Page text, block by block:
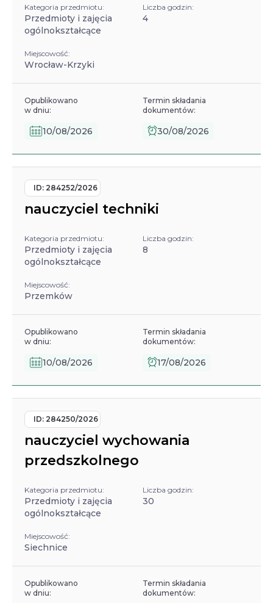
Kategoria przedmiotu:
Przedmioty i zajęcia
ogólnokształcące
Liczba godzin:
4
Miejscowość:
Wrocław-Krzyki
Opublikowano
w dniu:
10/08/2026
Termin składania
dokumentów:
30/08/2026
ID: 284252/2026
nauczyciel techniki
Kategoria przedmiotu:
Przedmioty i zajęcia
ogólnokształcące
Liczba godzin:
8
Miejscowość:
Przemków
Opublikowano
w dniu:
10/08/2026
Termin składania
dokumentów:
17/08/2026
ID: 284250/2026
nauczyciel wychowania
przedszkolnego
Kategoria przedmiotu:
Przedmioty i zajęcia
ogólnokształcące
Liczba godzin:
30
Miejscowość:
Siechnice
Opublikowano
w dniu:
Termin składania
dokumentów: